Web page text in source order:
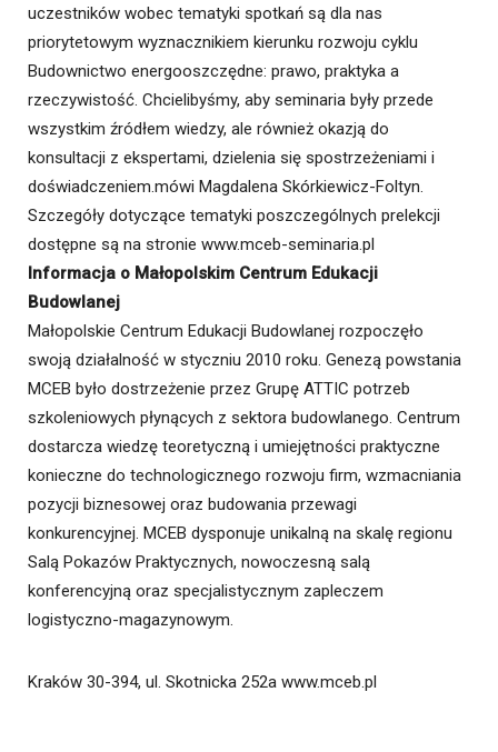
uczestników wobec tematyki spotkań są dla nas
priorytetowym wyznacznikiem kierunku rozwoju cyklu
Budownictwo energooszczędne: prawo, praktyka a
rzeczywistość. Chcielibyśmy, aby seminaria były przede
wszystkim źródłem wiedzy, ale również okazją do
konsultacji z ekspertami, dzielenia się spostrzeżeniami i
doświadczeniem.mówi Magdalena Skórkiewicz-Foltyn.
Szczegóły dotyczące tematyki poszczególnych prelekcji
dostępne są na stronie www.mceb-seminaria.pl
Informacja o Małopolskim Centrum Edukacji
Budowlanej
Małopolskie Centrum Edukacji Budowlanej rozpoczęło
swoją działalność w styczniu 2010 roku. Genezą powstania
MCEB było dostrzeżenie przez Grupę ATTIC potrzeb
szkoleniowych płynących z sektora budowlanego. Centrum
dostarcza wiedzę teoretyczną i umiejętności praktyczne
konieczne do technologicznego rozwoju firm, wzmacniania
pozycji biznesowej oraz budowania przewagi
konkurencyjnej. MCEB dysponuje unikalną na skalę regionu
Salą Pokazów Praktycznych, nowoczesną salą
konferencyjną oraz specjalistycznym zapleczem
logistyczno-magazynowym.
Kraków 30-394, ul. Skotnicka 252a www.mceb.pl